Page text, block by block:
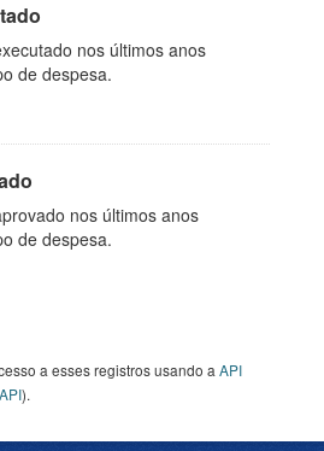
nos últimos anos
de despesa.
nos últimos anos
de despesa.
a esses registros usando a API
).